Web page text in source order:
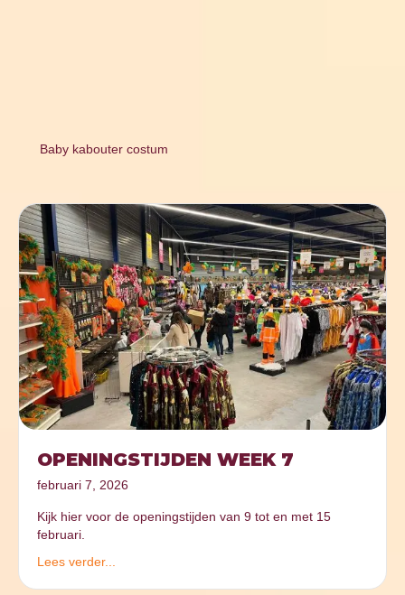
Baby kabouter costum
OPENINGSTIJDEN WEEK 7
februari 7, 2026
Kijk hier voor de openingstijden van 9 tot en met 15
februari.
Lees verder...